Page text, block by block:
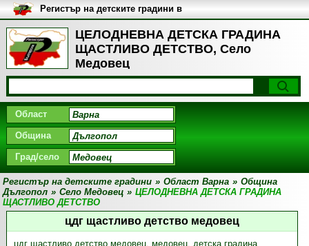
ЦЕЛОДНЕВНА ДЕТСКА ГРАДИНА
ЩАСТЛИВО ДЕТСТВО, Село
Медовец
Регистър на детските градини в
България
Област
Община
Град/село
Регистър на детските градини » Област Варна » Община
Дългопол » Село Медовец » ЦЕЛОДНЕВНА ДЕТСКА ГРАДИНА
ЩАСТЛИВО ДЕТСТВО
цдг щастливо детство медовец
цдг щастливо детство медовец, медовец, детска градина